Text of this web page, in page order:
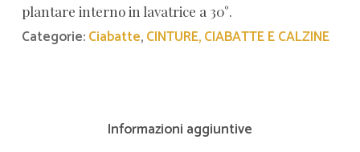
plantare interno in lavatrice a 30°.
Categorie:Ciabatte,CINTURE, CIABATTE E CALZINE
Informazioni aggiuntive